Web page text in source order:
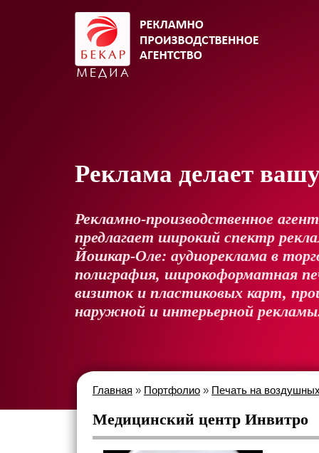
Реклама делает
Рекламно-производственное
предлагает широкий спектр
Йошкар-Оле: аудиореклама в
полиграфия, широкоформатная
визиток и пластиковых карт,
наружной и интерьерной
Главная » Портфолио » Печать на
Медицинский центр Инвитро